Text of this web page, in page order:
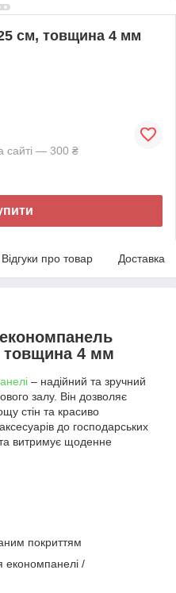
см, товщина 4 мм
сайті — 300 ₴
Відгуки про товар Доставка
товщина 4 мм
– надійний та зручний
залу. Він дозволяє
стін та красиво
до господарських
витримує щоденне
покриттям
економпанелі /